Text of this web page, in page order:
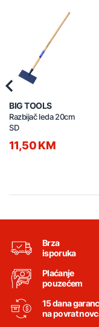
BIG TOOLS
Razbijač leda 20cm
SD
11,50 KM
Brza
isporuka
Plaćanje
pouzećem
15 dana
na povrat